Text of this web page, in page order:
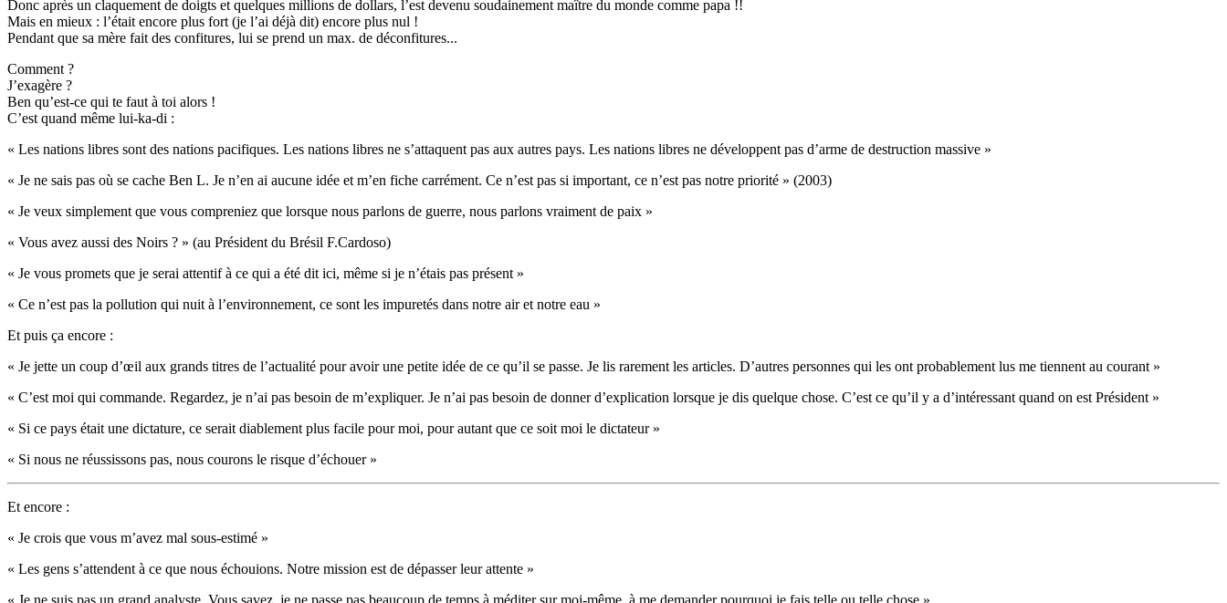
Donc après un claquement de doigts et quelques millions de dollars, l’est devenu soudainement maître du monde comme papa !!
Mais en mieux : l’était encore plus fort (je l’ai déjà dit) encore plus nul !
Pendant que sa mère fait des confitures, lui se prend un max. de déconfitures...
Comment ?
J’exagère ?
Ben qu’est-ce qui te faut à toi alors !
C’est quand même lui-ka-di :
« Les nations libres sont des nations pacifiques. Les nations libres ne s’attaquent pas aux autres pays. Les nations libres ne développent pas d’arme de destruction massive »
« Je ne sais pas où se cache Ben L. Je n’en ai aucune idée et m’en fiche carrément. Ce n’est pas si important, ce n’est pas notre priorité » (2003)
« Je veux simplement que vous compreniez que lorsque nous parlons de guerre, nous parlons vraiment de paix »
« Vous avez aussi des Noirs ? » (au Président du Brésil F.Cardoso)
« Je vous promets que je serai attentif à ce qui a été dit ici, même si je n’étais pas présent »
« Ce n’est pas la pollution qui nuit à l’environnement, ce sont les impuretés dans notre air et notre eau »
Et puis ça encore :
« Je jette un coup d’œil aux grands titres de l’actualité pour avoir une petite idée de ce qu’il se passe. Je lis rarement les articles. D’autres personnes qui les ont probablement lus me tiennent au courant »
« C’est moi qui commande. Regardez, je n’ai pas besoin de m’expliquer. Je n’ai pas besoin de donner d’explication lorsque je dis quelque chose. C’est ce qu’il y a d’intéressant quand on est Président »
« Si ce pays était une dictature, ce serait diablement plus facile pour moi, pour autant que ce soit moi le dictateur »
« Si nous ne réussissons pas, nous courons le risque d’échouer »
Et encore :
« Je crois que vous m’avez mal sous-estimé »
« Les gens s’attendent à ce que nous échouions. Notre mission est de dépasser leur attente »